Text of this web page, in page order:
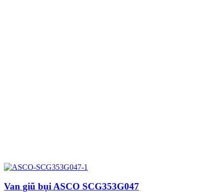
Van giũ bụi ASCO SCG353G047